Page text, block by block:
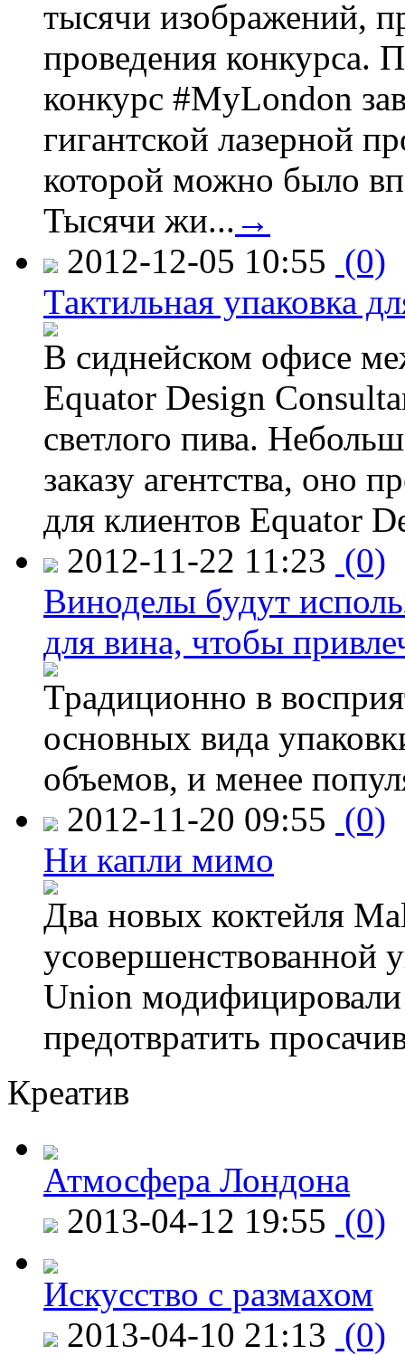
тысячи изображений,
проведения конкурса.
конкурс #MyLondon
гигантской лазерной
которой можно было
Тысячи жи... →
2012-12-05 10:55 (0)
Тактильная упаковка
В сиднейском офисе
Equator Design
светлого пива.
заказу агентства, оно
для клиентов Equator
2012-11-22 11:23 (0)
Виноделы будут
для вина, чтобы
Традиционно в
основных вида
объемов, и менее
2012-11-20 09:55 (0)
Ни капли мимо
Два новых коктейля
усовершенствованной
Union модифицировали
предотвратить
Креатив
Атмосфера Лондона
2013-04-12 19:55 (0)
Искусство с размахом
2013-04-10 21:13 (0)